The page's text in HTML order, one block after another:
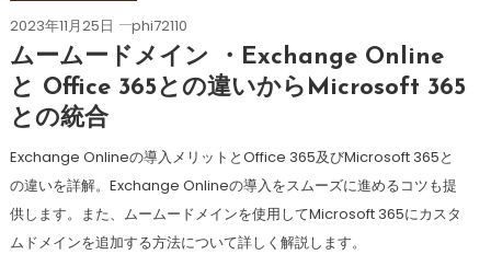
2023年11月25日 phi72110
ムームードメイン ・Exchange Online
と Office 365との違いからMicrosoft 365
との統合
Exchange Onlineの導入メリットとOffice 365及びMicrosoft 365と
の違いを詳解。Exchange Onlineの導入をスムーズに進めるコツも提
供します。また、ムームードメインを使用してMicrosoft 365にカスタ
ムドメインを追加する方法について詳しく解説します。